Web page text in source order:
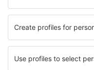
Eventos deportivos
Aprende más
Mejor Precio Garantizado
Aplicación móvil